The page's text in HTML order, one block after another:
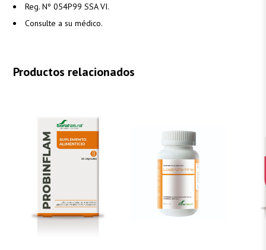
Reg. Nº 054P99 SSA VI.
Consulte a su médico.
Productos relacionados